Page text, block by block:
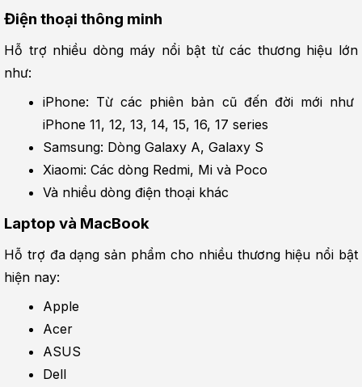
Điện thoại thông minh
Hỗ trợ nhiều dòng máy nổi bật từ các thương hiệu lớn
như:
iPhone: Từ các phiên bản cũ đến đời mới như
iPhone 11, 12, 13, 14, 15, 16, 17 series
Samsung: Dòng Galaxy A, Galaxy S
Xiaomi: Các dòng Redmi, Mi và Poco
Và nhiều dòng điện thoại khác
Laptop và MacBook
Hỗ trợ đa dạng sản phẩm cho nhiều thương hiệu nổi bật
hiện nay:
Apple
Acer
ASUS
Dell